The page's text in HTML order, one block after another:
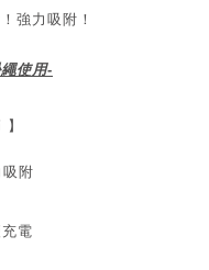
強力吸附！
使用-
附
電